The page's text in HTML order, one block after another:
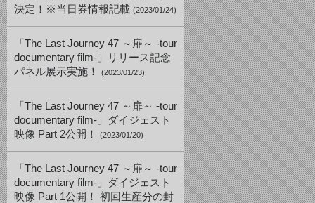
決定！※当日券情報記載 (2023/01/24)
「The Last Journey 47 ～扉～ -tour
documentary film-」リリース記念
パネル展示実施！
(2023/01/23)
「The Last Journey 47 ～扉～ -tour
documentary film-」ダイジェスト
映像 Part 2公開！
(2023/01/20)
「The Last Journey 47 ～扉～ -tour
documentary film-」ダイジェスト
映像 Part 1公開！ 初回生産分の封